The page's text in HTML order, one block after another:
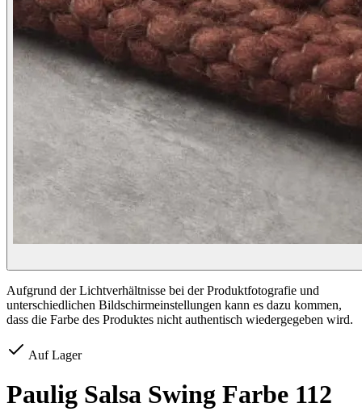
Aufgrund der Lichtverhältnisse bei der Produktfotografie und
unterschiedlichen Bildschirmeinstellungen kann es dazu kommen,
dass die Farbe des Produktes nicht authentisch wiedergegeben wird.
Auf Lager
Paulig Salsa Swing Farbe 112